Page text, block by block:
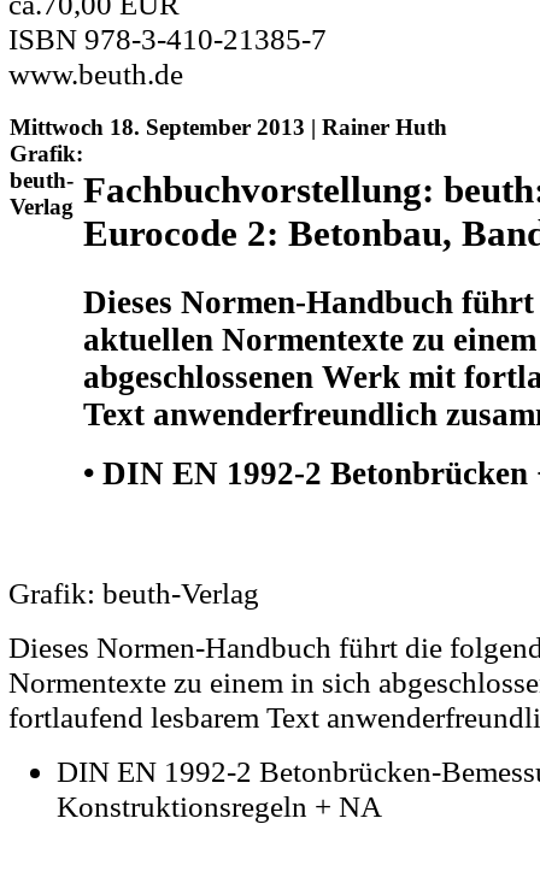
ISBN 978-3-410-21385-7
www.beuth.de
Mittwoch 18. September 2013 | Rainer Huth
Grafik:
beuth-
Verlag Fachbuchvorstellung:
Eurocode 2: Betonbau,
Dieses Normen-Handbuch
aktuellen Normentexte zu
abgeschlossenen Werk mit
Text anwenderfreundlich
• DIN EN 1992-2 Betonbrücken
Grafik: beuth-Verlag
Dieses Normen-Handbuch führt die
Normentexte zu einem in sich
fortlaufend lesbarem Text
DIN EN 1992-2 Betonbrücken-
Konstruktionsregeln + NA